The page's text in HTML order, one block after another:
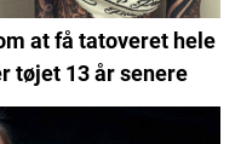
at få tatoveret hele
tøjet 13 år senere